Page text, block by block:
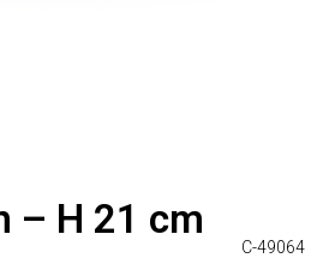
– H 21 cm
C-49064